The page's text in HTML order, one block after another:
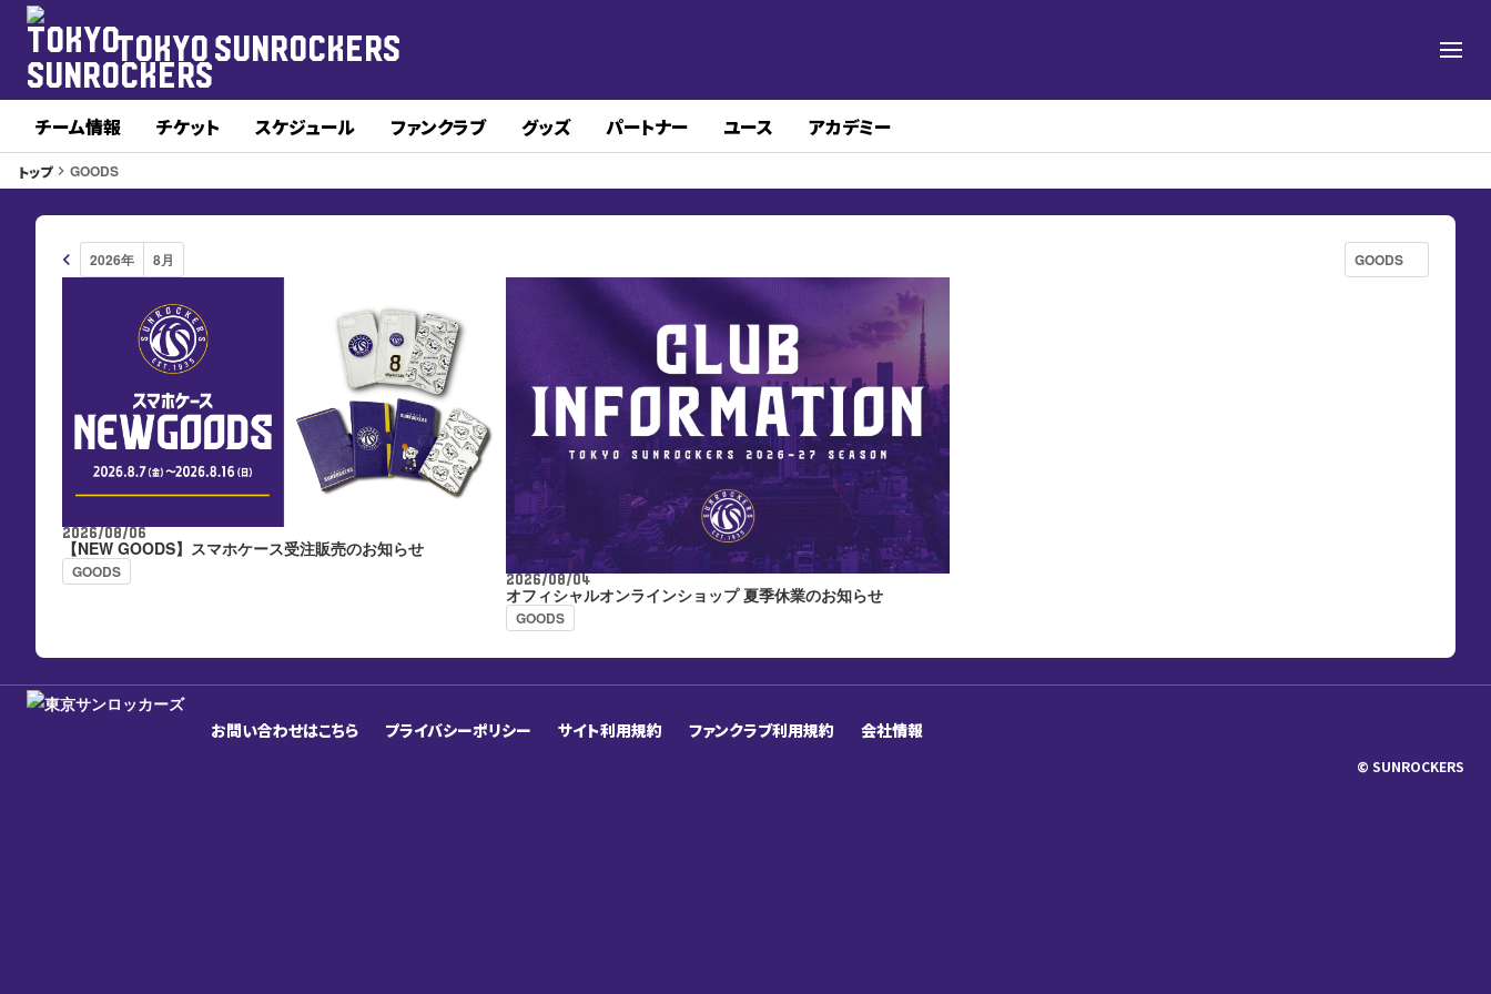
TOKYO SUNROCKERS
チーム情報 チケット スケジュール ファンクラブ グッズ パートナー ユース アカデミー
トップkeyboard_arrow_right GOODS
keyboard_arrow_left
2026/08/06
【NEW GOODS】スマホケース受注販売のお知らせ
GOODS 2026/08/04
オフィシャルオンラインショップ 夏季休業のお知らせ
GOODS
お問い合わせはこちら プライバシーポリシー サイト利用規約 ファンクラブ利用規約 会社情報
© SUNROCKERS